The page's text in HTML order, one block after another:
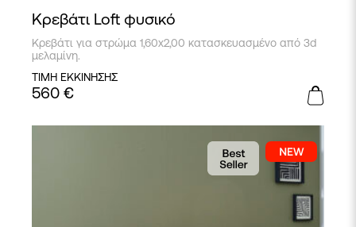
Κρεβάτι Loft φυσικό
Κρεβάτι για στρώμα 1,60x2,00 κατασκευασμένο από 3d
μελαμίνη.
ΤΙΜΗ ΕΚΚΙΝΗΣΗΣ
560 €